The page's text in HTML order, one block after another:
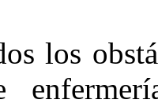
los